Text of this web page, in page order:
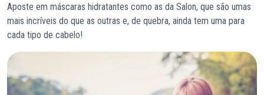
Aposte em máscaras hidratantes como as da Salon, que são umas
mais incríveis do que as outras e, de quebra, ainda tem uma para
cada tipo de cabelo!